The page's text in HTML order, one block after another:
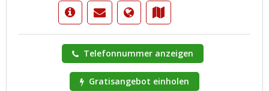
Telefonnummer anzeigen
Gratisangebot einholen